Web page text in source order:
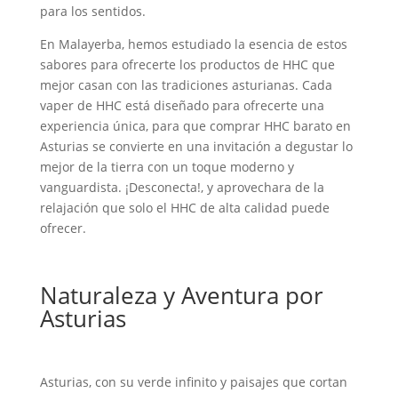
para los sentidos.
En Malayerba, hemos estudiado la esencia de estos
sabores para ofrecerte los productos de HHC que
mejor casan con las tradiciones asturianas. Cada
vaper de HHC está diseñado para ofrecerte una
experiencia única, para que comprar HHC barato en
Asturias se convierte en una invitación a degustar lo
mejor de la tierra con un toque moderno y
vanguardista. ¡Desconecta!, y aprovechara de la
relajación que solo el HHC de alta calidad puede
ofrecer.
Naturaleza y Aventura por
Asturias
Asturias, con su verde infinito y paisajes que cortan